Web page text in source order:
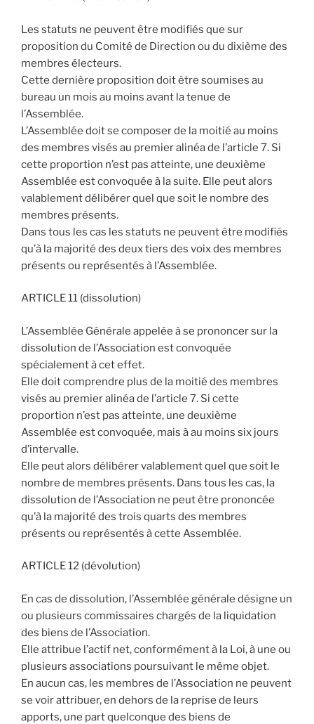
Les statuts ne peuvent être modifiés que sur
proposition du Comité de Direction ou du dixième des
membres électeurs.
Cette dernière proposition doit être soumises au
bureau un mois au moins avant la tenue de
l’Assemblée.
L’Assemblée doit se composer de la moitié au moins
des membres visés au premier alinéa de l’article 7. Si
cette proportion n’est pas atteinte, une deuxième
Assemblée est convoquée à la suite. Elle peut alors
valablement délibérer quel que soit le nombre des
membres présents.
Dans tous les cas les statuts ne peuvent être modifiés
qu’à la majorité des deux tiers des voix des membres
présents ou représentés à l’Assemblée.
ARTICLE 11 (dissolution)
L’Assemblée Générale appelée à se prononcer sur la
dissolution de l’Association est convoquée
spécialement à cet effet.
Elle doit comprendre plus de la moitié des membres
visés au premier alinéa de l’article 7. Si cette
proportion n’est pas atteinte, une deuxième
Assemblée est convoquée, mais à au moins six jours
d’intervalle.
Elle peut alors délibérer valablement quel que soit le
nombre de membres présents. Dans tous les cas, la
dissolution de l’Association ne peut être prononcée
qu’à la majorité des trois quarts des membres
présents ou représentés à cette Assemblée.
ARTICLE 12 (dévolution)
En cas de dissolution, l’Assemblée générale désigne un
ou plusieurs commissaires chargés de la liquidation
des biens de l’Association.
Elle attribue l’actif net, conformément à la Loi, à une ou
plusieurs associations poursuivant le même objet.
En aucun cas, les membres de l’Association ne peuvent
se voir attribuer, en dehors de la reprise de leurs
apports, une part quelconque des biens de